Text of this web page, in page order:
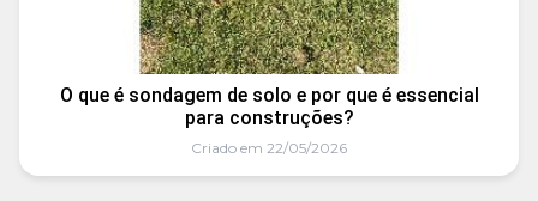
O que é sondagem de solo e por que é essencial
para construções?
Criado em 22/05/2026